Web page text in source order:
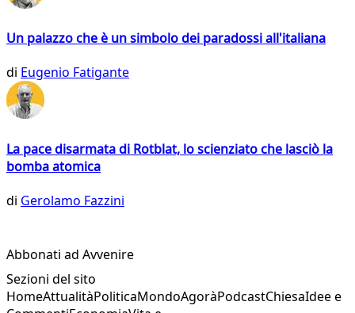
Un palazzo che è un simbolo dei paradossi all'italiana
di Eugenio Fatigante
La pace disarmata di Rotblat, lo scienziato che lasciò la
bomba atomica
di Gerolamo Fazzini
Abbonati ad Avvenire
Sezioni del sito
HomeAttualitàPoliticaMondoAgoràPodcastChiesaIdee e